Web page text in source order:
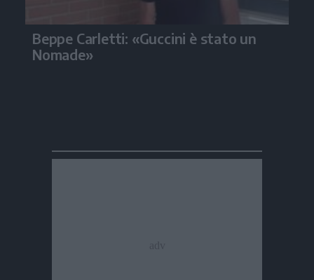
Beppe Carletti: «Guccini è stato un
Nomade»